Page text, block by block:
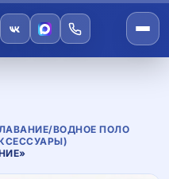
ВОДНОЕ ПОЛО